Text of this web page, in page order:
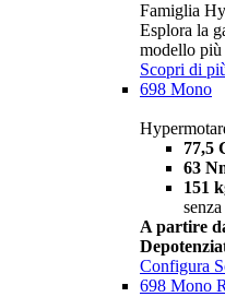
Famiglia
Esplora la
modello più
Scopri di
698 Mono
77,5
63
151
A partire
Configura
698 Mono